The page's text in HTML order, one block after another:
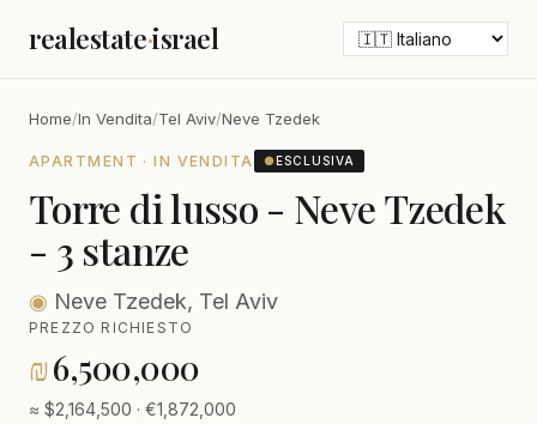
realestate·israel
Home/In Vendita/Tel Aviv/Neve Tzedek
APARTMENT · IN VENDITA ●ESCLUSIVA
Torre di lusso - Neve Tzedek
- 3 stanze
◉ Neve Tzedek, Tel Aviv
PREZZO RICHIESTO
₪6,500,000
≈ $2,164,500 · €1,872,000